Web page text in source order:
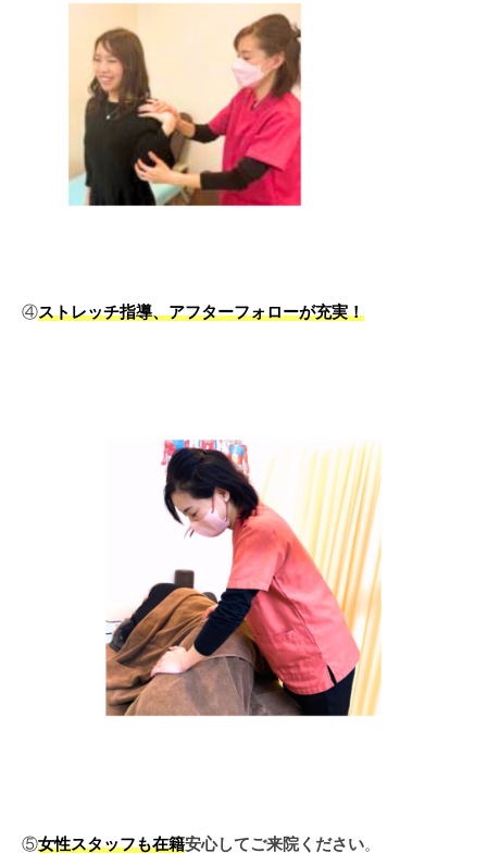
④ストレッチ指導、アフターフォローが充実！
⑤女性スタッフも在籍安心してご来院ください。